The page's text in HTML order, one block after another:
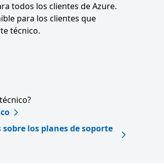
todos los clientes de Azure.
para los clientes que
técnico.
los planes de soporte